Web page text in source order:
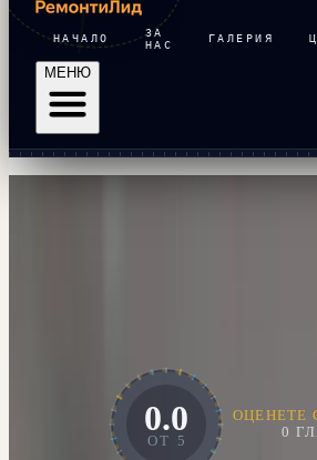
НАЧАЛО
ЗА
НАС
ГАЛЕРИЯ
МЕНЮ
0.0
ОТ 5
ОЦЕНЕТЕ
0